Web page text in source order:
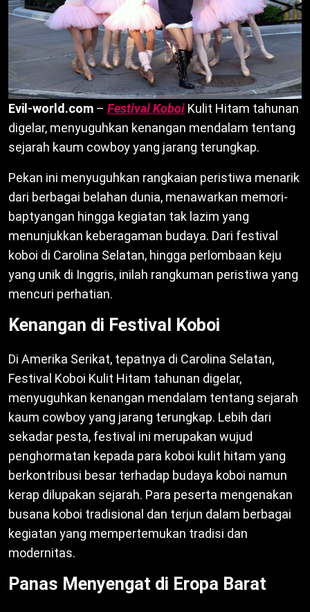
Evil-world.com – Festival Koboi Kulit Hitam tahunan
digelar, menyuguhkan kenangan mendalam tentang
sejarah kaum cowboy yang jarang terungkap.
Pekan ini menyuguhkan rangkaian peristiwa menarik
dari berbagai belahan dunia, menawarkan memori-
baptyangan hingga kegiatan tak lazim yang
menunjukkan keberagaman budaya. Dari festival
koboi di Carolina Selatan, hingga perlombaan keju
yang unik di Inggris, inilah rangkuman peristiwa yang
mencuri perhatian.
Kenangan di Festival Koboi
Di Amerika Serikat, tepatnya di Carolina Selatan,
Festival Koboi Kulit Hitam tahunan digelar,
menyuguhkan kenangan mendalam tentang sejarah
kaum cowboy yang jarang terungkap. Lebih dari
sekadar pesta, festival ini merupakan wujud
penghormatan kepada para koboi kulit hitam yang
berkontribusi besar terhadap budaya koboi namun
kerap dilupakan sejarah. Para peserta mengenakan
busana koboi tradisional dan terjun dalam berbagai
kegiatan yang mempertemukan tradisi dan
modernitas.
Panas Menyengat di Eropa Barat